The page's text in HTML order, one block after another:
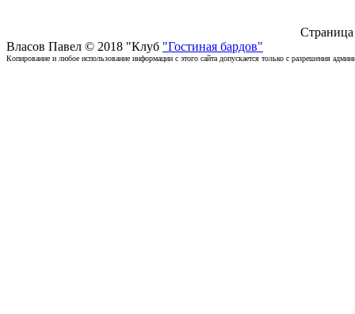
Власов Павел © 2018 "Клуб "Гостиная бардов"
Копирование и любое использование информации с этого сайта допускается только с разрешения